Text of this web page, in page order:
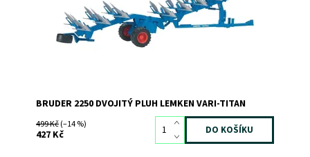
BRUDER
BRUDER 2250 DVOJITÝ PLUH LEMKEN VARI-TITAN
499 Kč(–14 %)
427 Kč